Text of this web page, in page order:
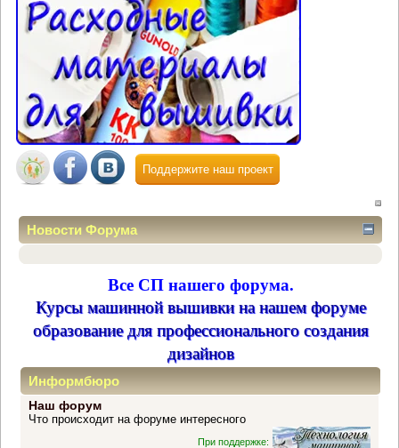
Поддержите наш проект
Новости Форума
Все СП нашего форума.
Курсы машинной вышивки на нашем форуме
образование для профессионального создания
дизайнов
Информбюро
Наш форум
Что происходит на форуме интересного
При поддержке: